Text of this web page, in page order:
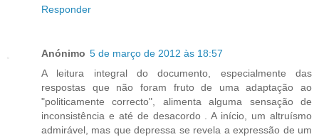
Responder
Anónimo 5 de março de 2012 às 18:57
A leitura integral do documento, especialmente das
respostas que não foram fruto de uma adaptação ao
"politicamente correcto", alimenta alguma sensação de
inconsistência e até de desacordo . A início, um altruísmo
admirável, mas que depressa se revela a expressão de um